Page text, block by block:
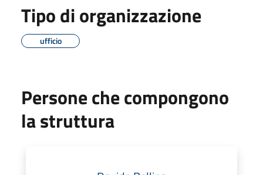
Tipo di organizzazione
ufficio
Persone che compongono
la struttura